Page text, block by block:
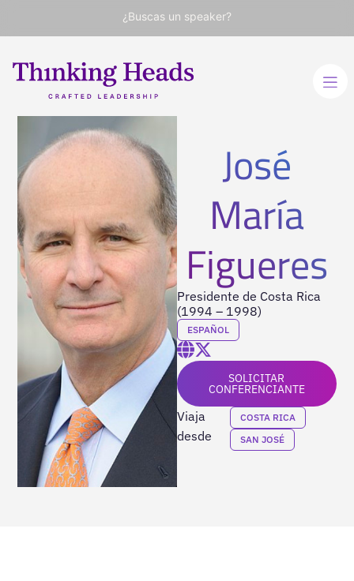
¿Buscas un speaker?
José
María
Figueres
Presidente de Costa Rica
(1994 – 1998)
ESPAÑOL
SOLICITAR
CONFERENCIANTE
Viaja
desde
COSTA RICA
SAN JOSÉ